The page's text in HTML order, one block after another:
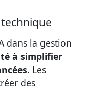
dans la gestion
à simplifier
. Les
des